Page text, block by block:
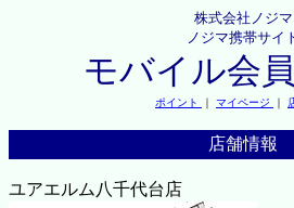
株式会社ノジマ
ノジマ携帯サイ
モバイル会
ポイント ｜ マイページ ｜
店舗情報
ユアエルム八千代台店